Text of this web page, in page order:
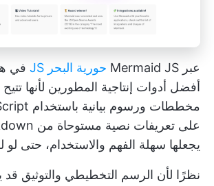
عبر Mermaid JS حورية البحر JS
في
أفضل أدوات إنتاجية المطورين لأنها
يجعلها سهلة الفهم والاستخدام، حتى
نظرًا لأن الرسم التخطيطي والتوثيق قد